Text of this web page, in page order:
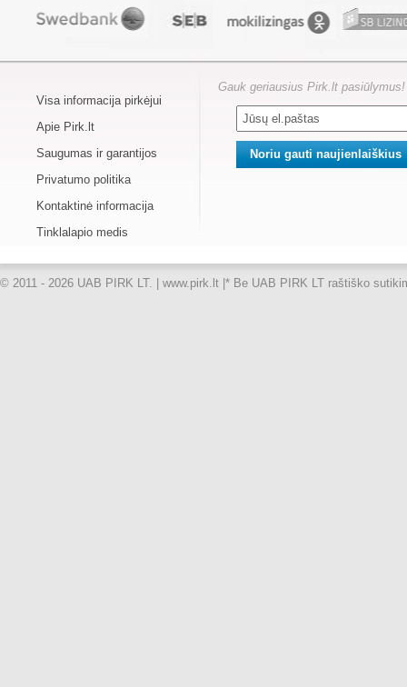
Visa informacija pirkėjui
Apie Pirk.lt
Saugumas ir garantijos
Privatumo politika
Kontaktinė informacija
Tinklalapio medis
Gauk geriausius Pirk.lt pasiūlymus!
© 2011 - 2026 UAB PIRK LT. | www.pirk.lt | * Be UAB PIRK LT raštiško